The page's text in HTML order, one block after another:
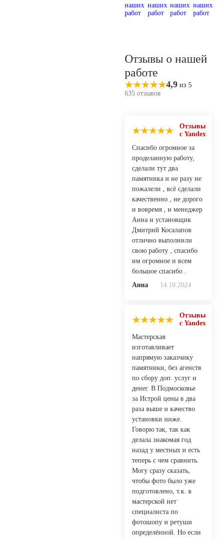
Отзывы о нашей
работе
4,9 из 5
635 отзывов
Отзывы
с Yandex
Спасибо огромное за
проделанную работу,
сделали тут два
памятника и не разу не
пожалели , всё сделали
качественно , не дорого
и вовремя , и менеджер
Анна и установщик
Дмитрий Косалапов
отлично выполнили
свою работу , спасибо
им огромное и всем
большое спасибо .
Анна
14.10.2024
Отзывы
с Yandex
Мастерская
изготавливает
напрямую заказчику
памятники, без агенств
по сбору доп. услуг и
денег. В Подмосковье
за Истрой цены в два
раза выше и качество
установки ниже.
Говорю так, так как
делала знакомая год
назад у местных и есть
теперь с чем сравнить.
Могу сразу сказать,
чтобы фото было уже
подготовлено, т.к. в
мастерской нет
специалиста по
фотошопу и ретуши
определённой. Но если